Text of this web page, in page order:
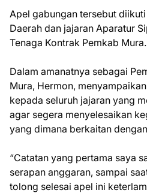
Apel gabungan tersebut
Daerah dan jajaran Aparatur
Tenaga Kontrak Pemkab Mura.
Dalam amanatnya sebagai
Mura, Hermon,
kepada seluruh jajaran yang
agar segera menyelesaikan
yang dimana berkaitan
“Catatan yang pertama saya
serapan anggaran, sampai
tolong selesai apel ini